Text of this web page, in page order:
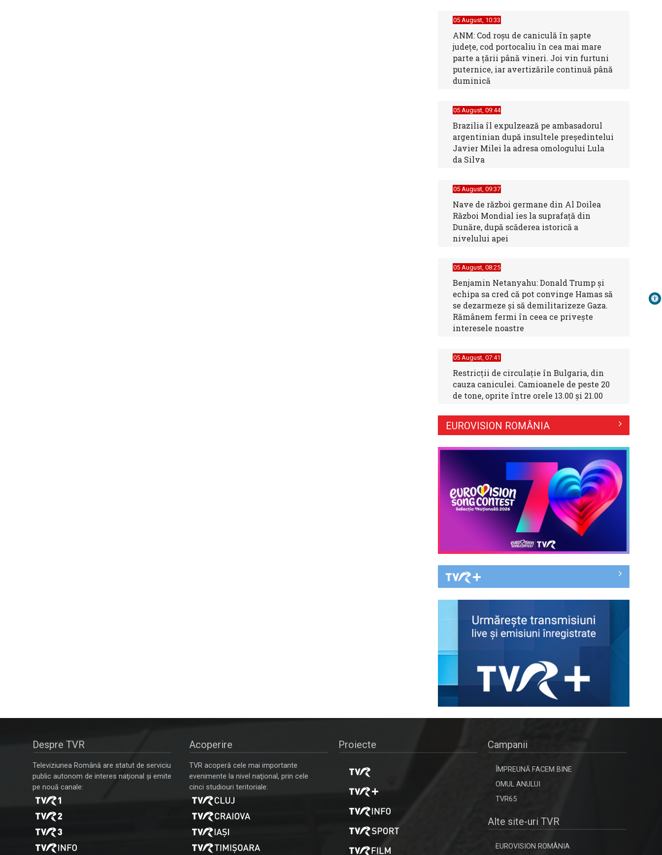
05 August, 10:33
ANM: Cod roșu de caniculă în șapte
județe, cod portocaliu în cea mai mare
parte a țării până vineri. Joi vin furtuni
puternice, iar avertizările continuă până
duminică
05 August, 09:44
Brazilia îl expulzează pe ambasadorul
argentinian după insultele preşedintelui
Javier Milei la adresa omologului Lula
da Silva
05 August, 09:37
Nave de război germane din Al Doilea
Război Mondial ies la suprafață din
Dunăre, după scăderea istorică a
nivelului apei
05 August, 08:25
Benjamin Netanyahu: Donald Trump și
echipa sa cred că pot convinge Hamas să
se dezarmeze și să demilitarizeze Gaza.
Rămânem fermi în ceea ce privește
interesele noastre
05 August, 07:41
Restricții de circulație în Bulgaria, din
cauza caniculei. Camioanele de peste 20
de tone, oprite între orele 13.00 și 21.00
EUROVISION ROMÂNIA
Despre TVR
Televiziunea Română are statut de serviciu
public autonom de interes naţional şi emite
pe nouă canale:
Acoperire
TVR acoperă cele mai importante
evenimente la nivel naţional, prin cele
cinci studiouri teritoriale:
Proiecte Campanii
ÎMPREUNĂ FACEM BINE
OMUL ANULUI
TVR65
Alte site-uri TVR
EUROVISION ROMÂNIA